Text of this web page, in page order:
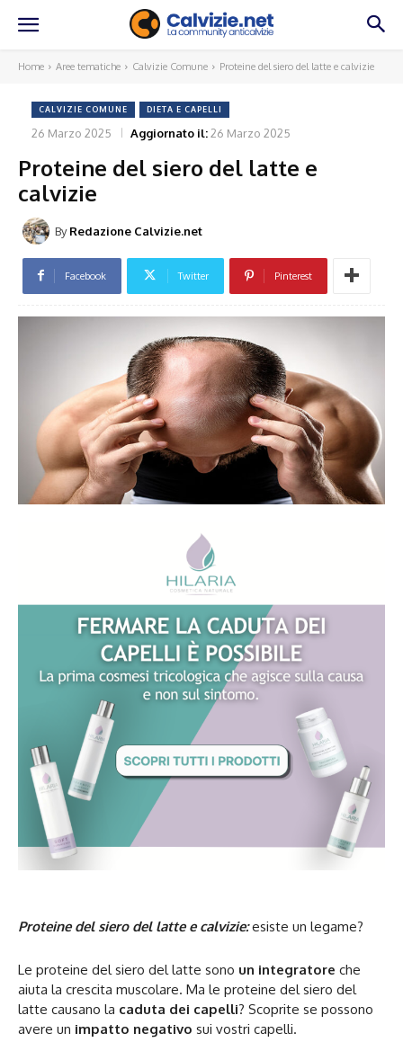
Home Aree tematiche Calvizie Comune Proteine del siero del latte e calvizie
CALVIZIE COMUNE DIETA E CAPELLI
26 Marzo 2025 Aggiornato il:26 Marzo 2025
Proteine del siero del latte e
calvizie
By Redazione Calvizie.net
Facebook Twitter Pinterest
Proteine del siero del latte e calvizie:esiste un legame?
Le proteine del siero del latte sono un integratore che
aiuta la crescita muscolare. Ma le proteine del siero del
latte causano la caduta dei capelli? Scoprite se possono
avere un impatto negativo sui vostri capelli.